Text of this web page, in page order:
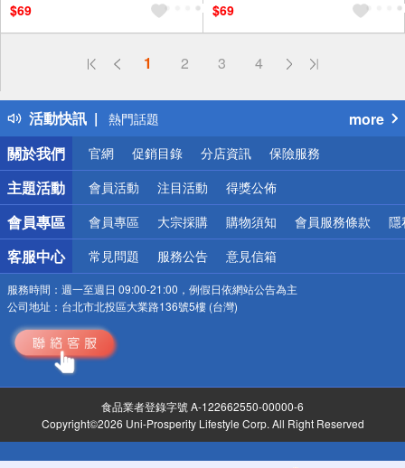
$69 $69
1 2 3 4
活動快訊
偏遠地區配送
得獎公告
熱門話題
銀行優惠
偏遠地區配送
詐騙網頁！請小心！
more
關於我們
官網 促銷目錄 分店資訊 保險服務
主題活動 會員活動 注目活動 得獎公佈
會員專區 會員專區 大宗採購 購物須知 會員服務條款 隱
客服中心 常見問題 服務公告 意見信箱
服務時間： 週一至週日 09:00-21:00，例假日依網站公告為主
公司地址： 台北市北投區大業路136號5樓 (台灣)
食品業者登錄字號 A-122662550-00000-6
Copyright©2026 Uni-Prosperity Lifestyle Corp. All Right Reserved